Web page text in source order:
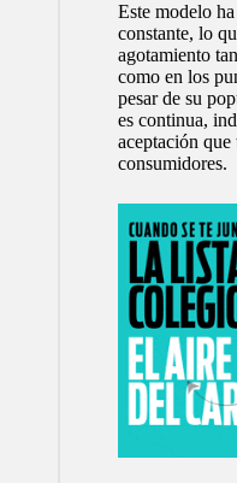
Este modelo
constante, lo
agotamiento
como en los
pesar de su
es continua,
aceptación que
consumidores.